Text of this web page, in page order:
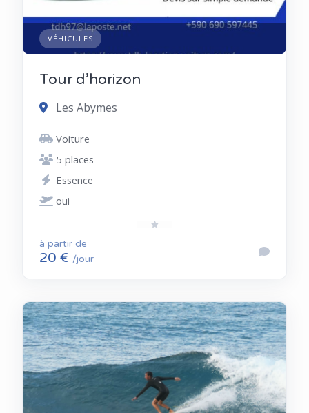
VÉHICULES
Tour d’horizon
Les Abymes
Voiture
5 places
Essence
oui
à partir de
20 € /jour